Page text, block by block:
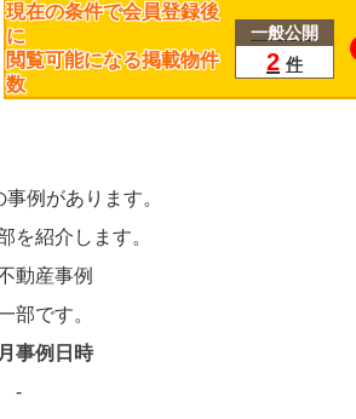
現在の条件で会員登録後
に
閲覧可能になる掲載物件
数
一般公開
2 件
例があります。
を紹介します。
動産事例
部です。
事例日時
-